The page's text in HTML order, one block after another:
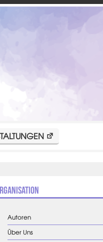
Autoren
Über Uns